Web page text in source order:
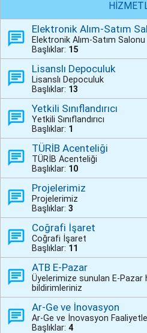
Elektronik Alım-Satım
Elektronik Alım-Satım Salonu
Başlıklar: 15
Lisanslı Depoculuk
Lisanslı Depoculuk
Başlıklar: 13
Yetkili Sınıflandırıcı
Yetkili Sınıflandırıcı
Başlıklar: 1
TÜRİB Acenteliği
TÜRİB Acenteliği
Başlıklar: 10
Projelerimiz
Projelerimiz
Başlıklar: 3
Coğrafi İşaret
Coğrafi İşaret
Başlıklar: 11
ATB E-Pazar
Üyelerimize sunulan E-
bildirimleriniz
Ar-Ge ve İnovasyon
Ar-Ge ve İnovasyon
Başlıklar: 4